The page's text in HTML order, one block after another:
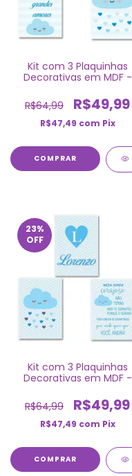
Kit com 3 Plaquinhas
Decorativas em MDF -
R$64,99
R$49,99
R$47,49 com Pix
COMPRAR
23%
OFF
Kit com 3 Plaquinhas
Decorativas em MDF -
R$64,99
R$49,99
R$47,49 com Pix
COMPRAR